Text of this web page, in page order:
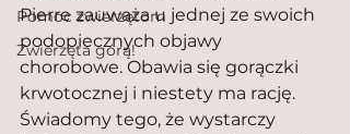
Pomoc zwierzętom
Zwierzęta górą!
Pierre zauważa u jednej ze swoich
podopiecznych objawy
chorobowe. Obawia się gorączki
krwotocznej i niestety ma rację.
Świadomy tego, że wystarczy